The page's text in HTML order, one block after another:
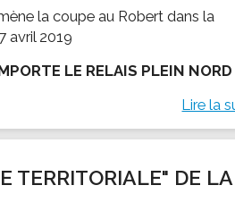
la coupe au Robert dans la
avril 2019
LE RELAIS PLEIN NORD
Lire la
TERRITORIALE" DE LA